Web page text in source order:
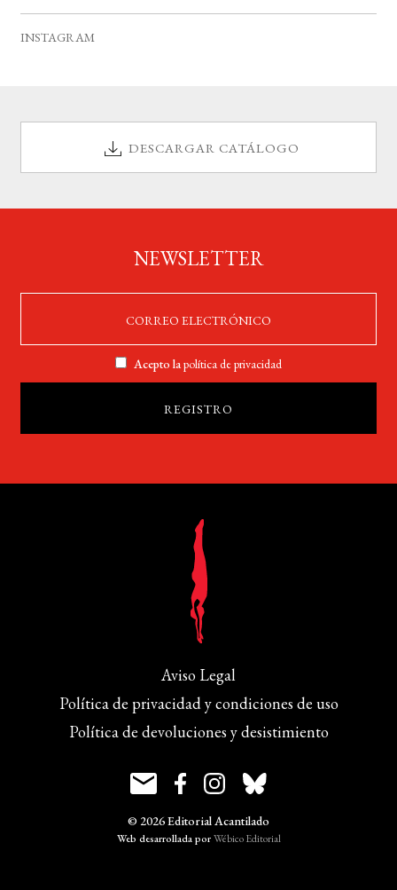
INSTAGRAM
DESCARGAR CATÁLOGO
NEWSLETTER
Acepto lapolítica de privacidad
Aviso Legal
Política de privacidad y condiciones de uso
Política de devoluciones y desistimiento
© 2026 Editorial Acantilado
Web desarrollada porWébico Editorial